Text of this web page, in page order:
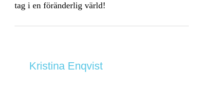
tag i en föränderlig värld!
Kristina Enqvist